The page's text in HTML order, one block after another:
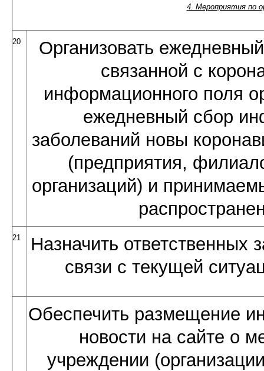
4. Мероприятия по
20
Организовать
связанной с
информационного поля
ежедневный сбор
заболеваний новы
(предприятия,
организаций) и
21
Назначить ответственных
связи с текущей
Обеспечить размещение
новости на сайте о
учреждении